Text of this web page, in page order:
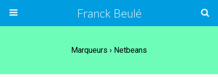
Franck Beulé
Marqueurs › Netbeans